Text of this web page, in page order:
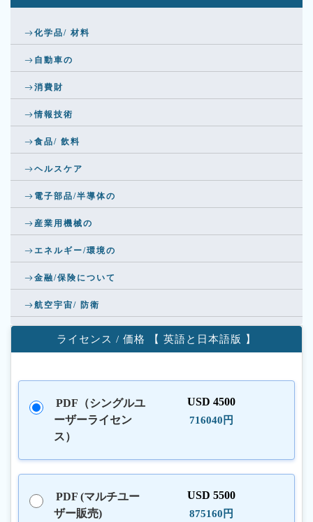
化学品/ 材料
自動車の
消費財
情報技術
食品/ 飲料
ヘルスケア
電子部品/半導体の
産業用機械の
エネルギー/環境の
金融/保険について
航空宇宙/ 防衛
ライセンス / 価格 【 英語と日本語版 】
PDF（シングルユ
ーザーライセン
ス）
USD 4500
716040円
PDF (マルチユー
ザー販売)
USD 5500
875160円